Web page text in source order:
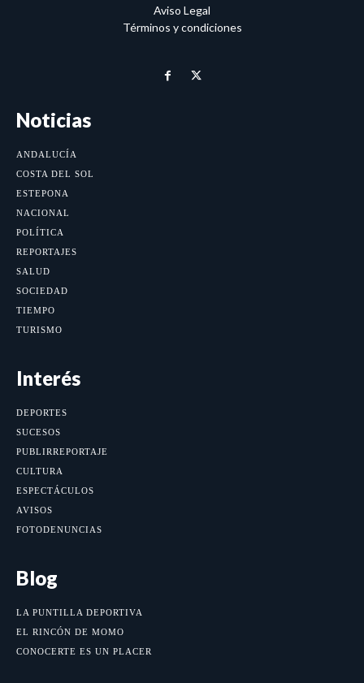
Aviso Legal
Términos y condiciones
Noticias
ANDALUCÍA
COSTA DEL SOL
ESTEPONA
NACIONAL
POLÍTICA
REPORTAJES
SALUD
SOCIEDAD
TIEMPO
TURISMO
Interés
DEPORTES
SUCESOS
PUBLIRREPORTAJE
CULTURA
ESPECTÁCULOS
AVISOS
FOTODENUNCIAS
Blog
LA PUNTILLA DEPORTIVA
EL RINCÓN DE MOMO
CONOCERTE ES UN PLACER